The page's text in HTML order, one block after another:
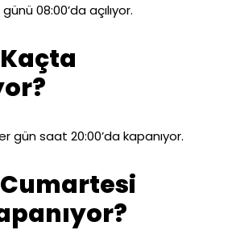
08:00’da açılıyor.
gün saat 20:00’da kapanıyor.